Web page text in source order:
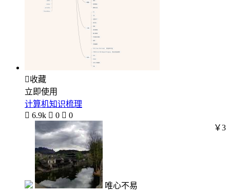
收藏
立即使用
计算机知识梳理
 6.9k  0  0
唯心不易
￥3